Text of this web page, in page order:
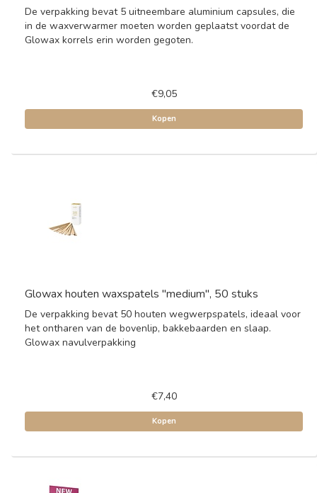
De verpakking bevat 5 uitneembare aluminium capsules, die
in de waxverwarmer moeten worden geplaatst voordat de
Glowax korrels erin worden gegoten.
€9,05
Kopen
Glowax houten waxspatels "medium", 50 stuks
De verpakking bevat 50 houten wegwerpspatels, ideaal voor
het ontharen van de bovenlip, bakkebaarden en slaap.
Glowax navulverpakking
€7,40
Kopen